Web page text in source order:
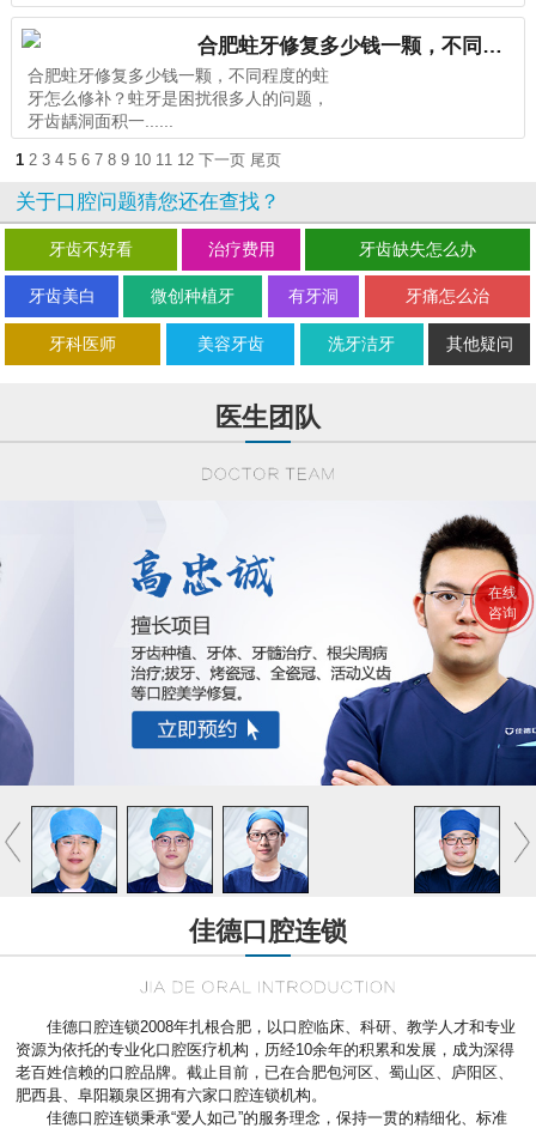
合肥蛀牙修复多少钱一颗，不同程度的蛀牙怎么修补？
合肥蛀牙修复多少钱一颗，不同程度的蛀
牙怎么修补？蛀牙是困扰很多人的问题，
牙齿龋洞面积一......
1 2 3 4 5 6 7 8 9 10 11 12 下一页 尾页
关于口腔问题猜您还在查找？
牙齿不好看 治疗费用 牙齿缺失怎么办
牙齿美白 微创种植牙 有牙洞 牙痛怎么治
牙科医师 美容牙齿 洗牙洁牙 其他疑问
医生团队
佳德口腔连锁
佳德口腔连锁2008年扎根合肥，以口腔临床、科研、教学人才和专业
资源为依托的专业化口腔医疗机构，历经10余年的积累和发展，成为深得
老百姓信赖的口腔品牌。截止目前，已在合肥包河区、蜀山区、庐阳区、
肥西县、阜阳颖泉区拥有六家口腔连锁机构。
佳德口腔连锁秉承“爱人如己”的服务理念，保持一贯的精细化、标准
在线
咨询